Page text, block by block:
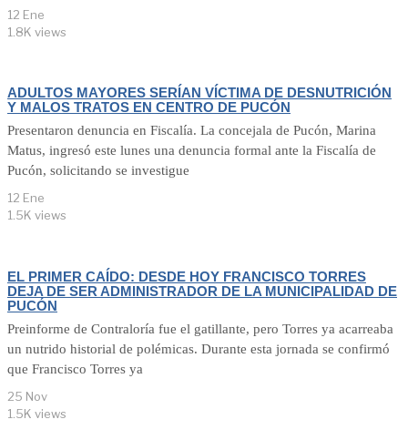
12 Ene
1.8K views
ADULTOS MAYORES SERÍAN VÍCTIMA DE DESNUTRICIÓN
Y MALOS TRATOS EN CENTRO DE PUCÓN
Presentaron denuncia en Fiscalía. La concejala de Pucón, Marina
Matus, ingresó este lunes una denuncia formal ante la Fiscalía de
Pucón, solicitando se investigue
12 Ene
1.5K views
EL PRIMER CAÍDO: DESDE HOY FRANCISCO TORRES
DEJA DE SER ADMINISTRADOR DE LA MUNICIPALIDAD DE
PUCÓN
Preinforme de Contraloría fue el gatillante, pero Torres ya acarreaba
un nutrido historial de polémicas. Durante esta jornada se confirmó
que Francisco Torres ya
25 Nov
1.5K views